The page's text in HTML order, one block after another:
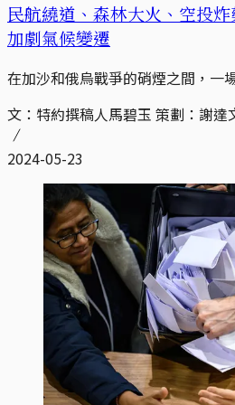
民航繞道、森林大火、空投
加劇氣候變遷
在加沙和俄烏戰爭的硝煙之間，一
文：特約撰稿人馬碧玉 策劃：謝達
2024-05-23